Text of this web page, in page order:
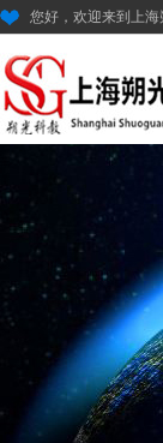
您好，欢迎来到上海